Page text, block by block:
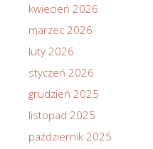
kwiecień 2026
marzec 2026
luty 2026
styczeń 2026
grudzień 2025
listopad 2025
październik 2025